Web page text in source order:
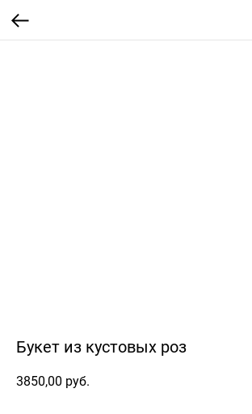
Букет из кустовых роз
3850,00 руб.